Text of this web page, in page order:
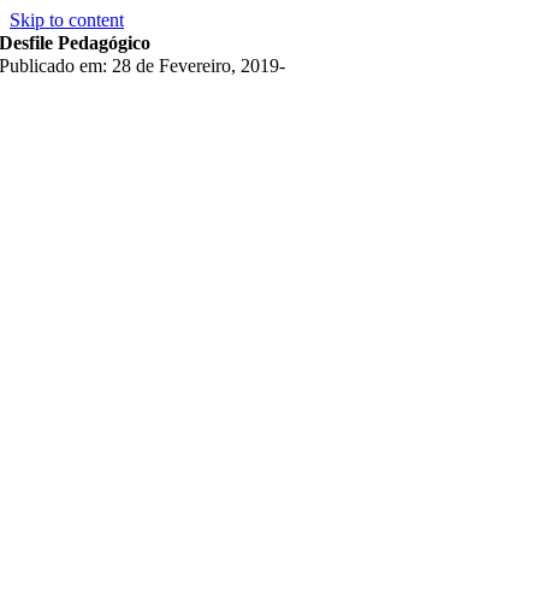
Skip to content
Desfile Pedagógico
Publicado em: 28 de Fevereiro, 2019-